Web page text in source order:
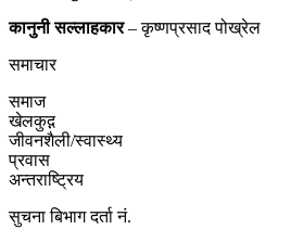
कानुनी सल्लाहकार– कृष्णप्रसाद पोख्रेल
समाचार
समाज
खेलकुद़़
जीवनशैली/स्वास्थ्य
प्रवास
अन्तराष्ट्रिय
सुचना बिभाग दर्ता नं.